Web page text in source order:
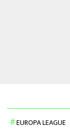
EUROPA LEAGUE